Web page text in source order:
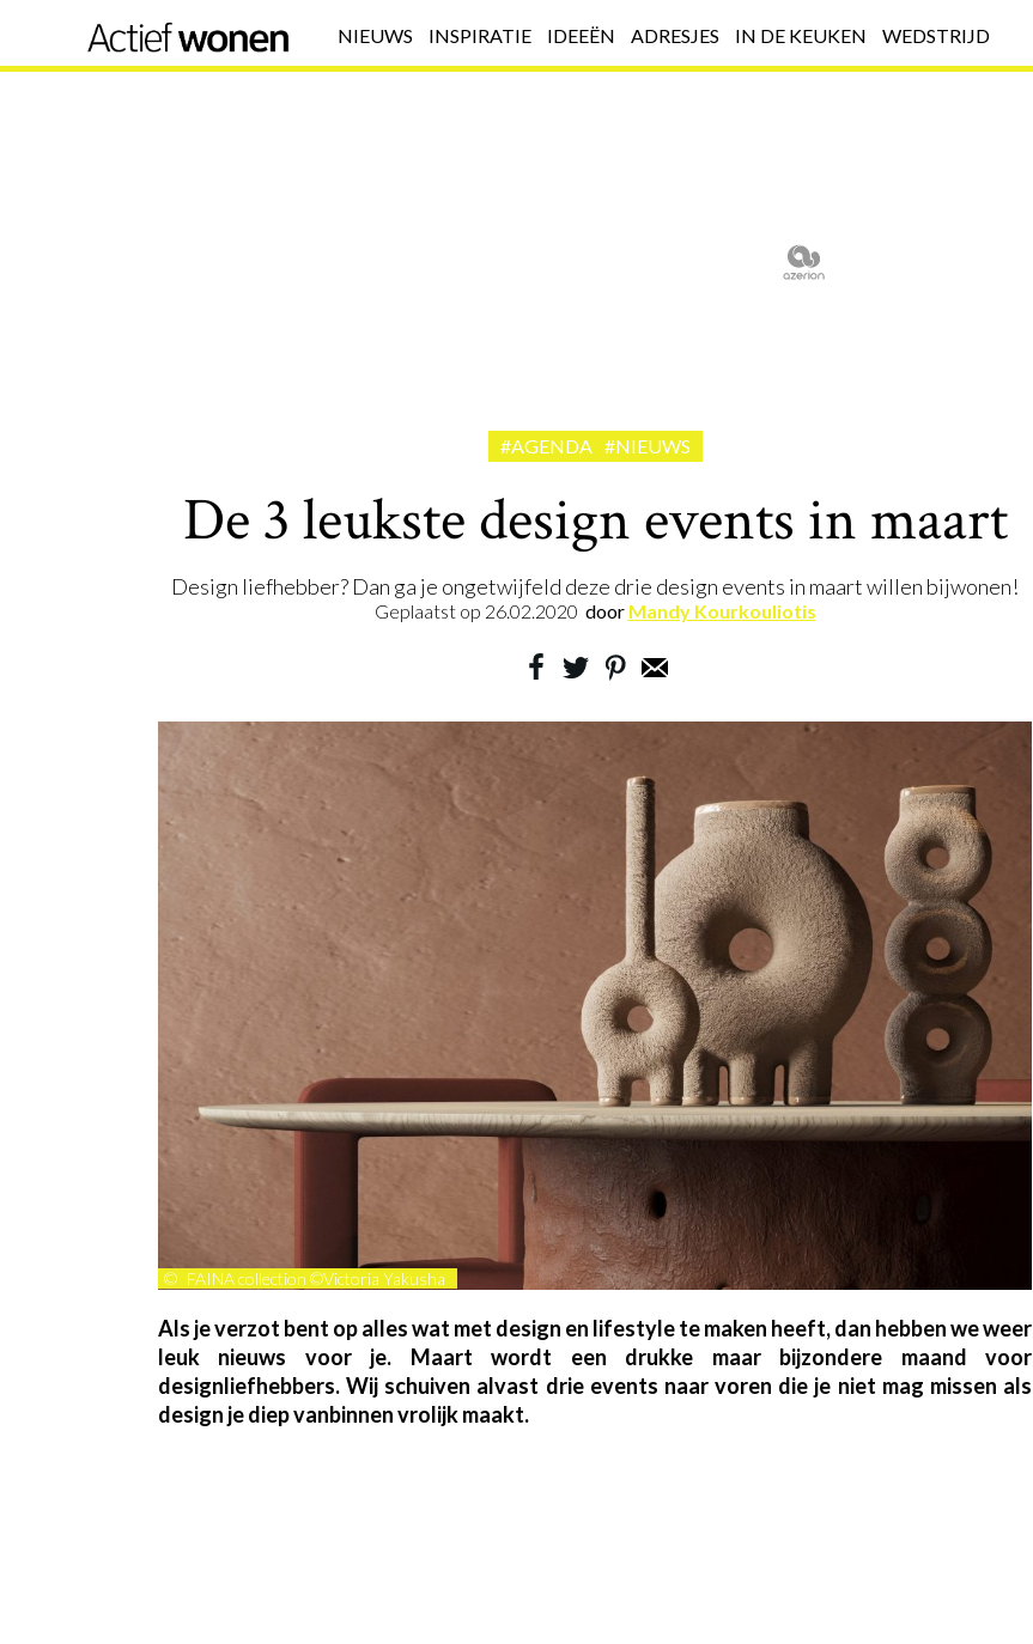
NIEUWS INSPIRATIE IDEEËN ADRESJES IN DE KEUKEN WEDSTRIJD
#AGENDA #NIEUWS
De 3 leukste design events in maart
Design liefhebber? Dan ga je ongetwijfeld deze drie design events in maart willen bijwonen!
Geplaatst op 26.02.2020 door Mandy Kourkouliotis
© FAINA collection ©Victoria Yakusha
Als je verzot bent op alles wat met design en lifestyle te maken heeft, dan hebben we weer
leuk nieuws voor je. Maart wordt een drukke maar bijzondere maand voor
designliefhebbers. Wij schuiven alvast drie events naar voren die je niet mag missen als
design je diep vanbinnen vrolijk maakt.